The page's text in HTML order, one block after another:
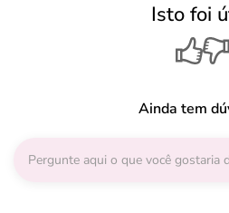
Isto foi
Ainda tem